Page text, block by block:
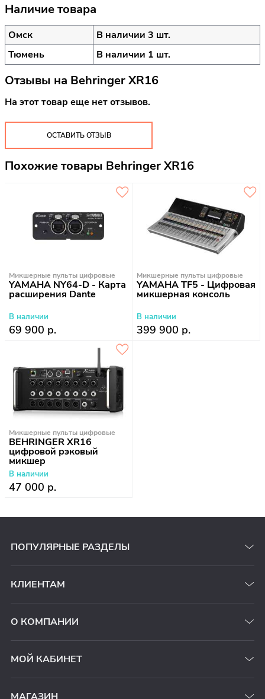
Наличие товара
Омск
В наличии 3 шт.
Тюмень
В наличии 1 шт.
Отзывы на Behringer XR16
На этот товар еще нет отзывов.
ОСТАВИТЬ ОТЗЫВ
Похожие товары Behringer XR16
Микшерные пульты цифровые
YAMAHA NY64-D - Карта
расширения Dante
В наличии
69 900 р.
Микшерные пульты цифровые
YAMAHA TF5 - Цифровая
микшерная консоль
В наличии
399 900 р.
Микшерные пульты цифровые
BEHRINGER XR16
цифровой рэковый
микшер
В наличии
47 000 р.
ПОПУЛЯРНЫЕ РАЗДЕЛЫ
КЛИЕНТАМ
О КОМПАНИИ
МОЙ КАБИНЕТ